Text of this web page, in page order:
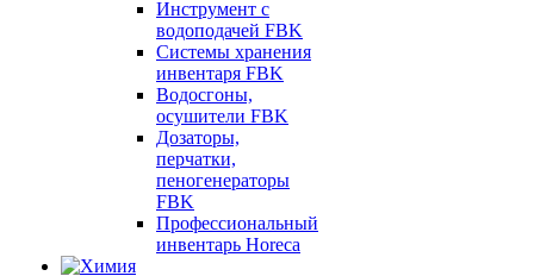
Инструмент с
водоподачей FBK
Системы хранения
инвентаря FBK
Водосгоны,
осушители FBK
Дозаторы,
перчатки,
пеногенераторы
FBK
Профессиональный
инвентарь Horeca